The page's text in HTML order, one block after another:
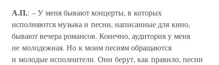
А.П.: – У меня бывают концерты, в которых
исполняются музыка и песни, написанные для кино,
бывают вечера романсов. Конечно, аудитория у меня
не молодежная. Но к моим песням обращаются
и молодые исполнители. Они берут, как правило, песни